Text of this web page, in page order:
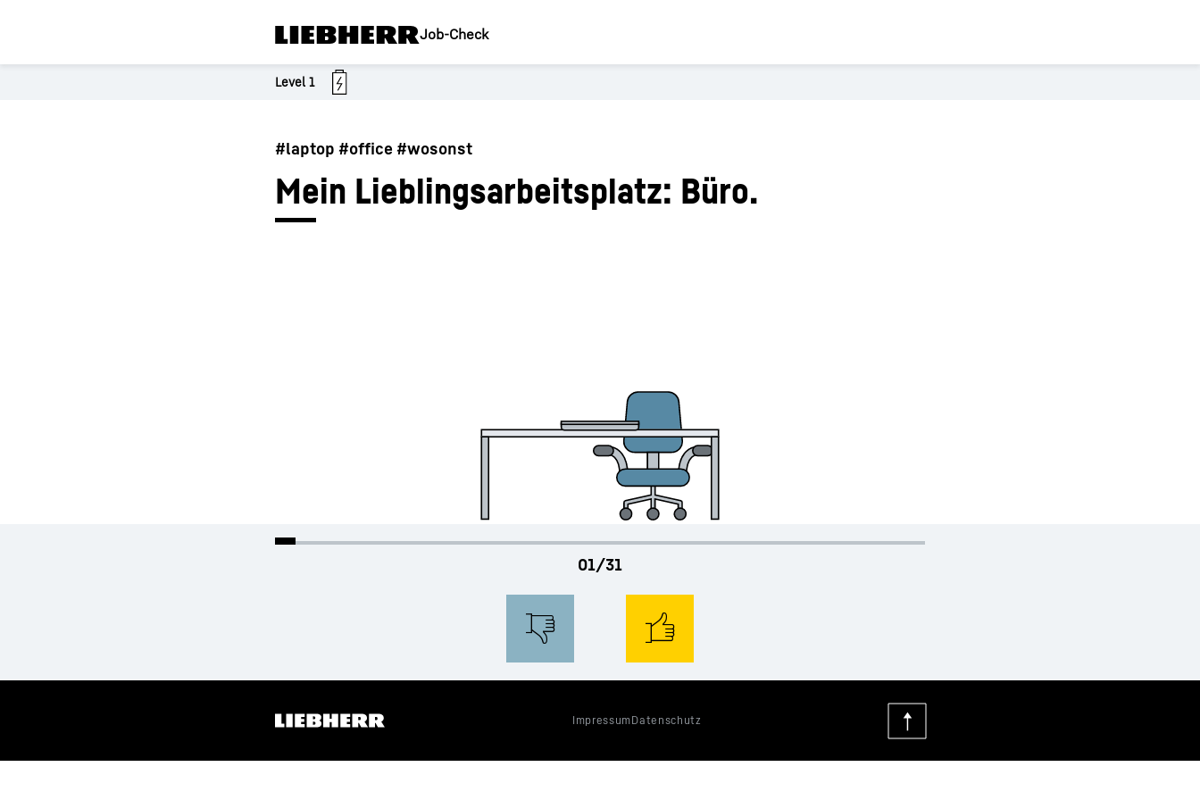
Job-Check
Level 1
#laptop #office #wosonst
Mein Lieblingsarbeitsplatz: Büro.
01/31
ImpressumDatenschutz